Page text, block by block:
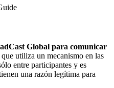
Global para comunicar
que utiliza un mecanismo en las
entre participantes y es
una razón legítima para